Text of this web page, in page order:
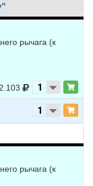
рычага (к
рычага (к